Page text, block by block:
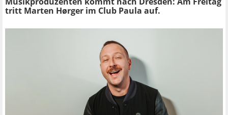
tritt Marten Hørger im Club Paula auf.